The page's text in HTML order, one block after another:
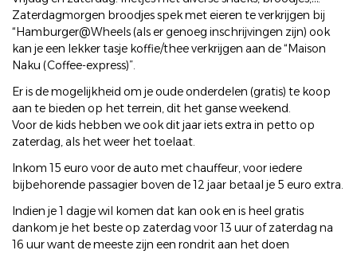
Zaterdagmorgen broodjes spek met eieren te verkrijgen bij
“Hamburger@Wheels (als er genoeg inschrijvingen zijn) ook
kan je een lekker tasje koffie/thee verkrijgen aan de “Maison
Naku (Coffee-express)”.
Er is de mogelijkheid om je oude onderdelen (gratis) te koop
aan te bieden op het terrein, dit het ganse weekend.
Voor de kids hebben we ook dit jaar iets extra in petto op
zaterdag, als het weer het toelaat.
Inkom 15 euro voor de auto met chauffeur, voor iedere
bijbehorende passagier boven de 12 jaar betaal je 5 euro extra.
Indien je 1 dagje wil komen dat kan ook en is heel gratis
dankom je het beste op zaterdag voor 13 uur of zaterdag na
16 uur want de meeste zijn een rondrit aan het doen